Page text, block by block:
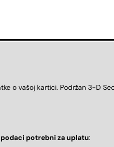
o vašoj kartici. Podržan 3-D
podaci potrebni za uplatu: